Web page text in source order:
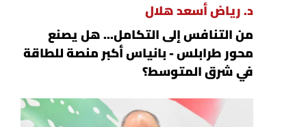
د. رياض أسعد هلال
من التنافس إلى التكامل... هل يصنع
محور طرابلس - بانياس أكبر منصة للطاقة
في شرق المتوسط؟